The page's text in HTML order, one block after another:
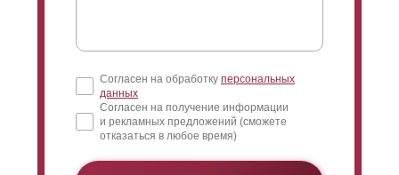
Согласен на обработку персональных
данных
Согласен на получение информации
и рекламных предложений (сможете
отказаться в любое время)